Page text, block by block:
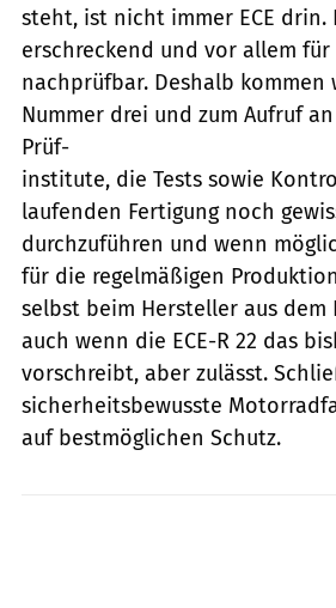
steht, ist nicht immer ECE drin.
erschreckend und vor allem
nachprüfbar. Deshalb kommen
Nummer drei und zum Aufruf
Prüf-
institute, die Tests sowie
laufenden Fertigung noch
durchzuführen und wenn
für die regelmäßigen
selbst beim Hersteller aus dem
auch wenn die ECE-R 22 das
vorschreibt, aber zulässt.
sicherheitsbewusste
auf bestmöglichen Schutz.